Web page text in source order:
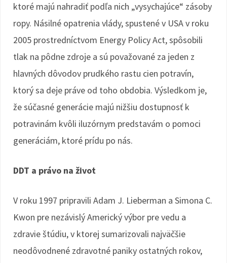
ktoré majú nahradiť podľa nich „vysychajúce“ zásoby
ropy. Násilné opatrenia vlády, spustené v USA v roku
2005 prostredníctvom Energy Policy Act, spôsobili
tlak na pôdne zdroje a sú považované za jeden z
hlavných dôvodov prudkého rastu cien potravín,
ktorý sa deje práve od toho obdobia. Výsledkom je,
že súčasné generácie majú nižšiu dostupnosť k
potravinám kvôli iluzórnym predstavám o pomoci
generáciám, ktoré prídu po nás.
DDT a právo na život
V roku 1997 pripravili Adam J. Lieberman a Simona C.
Kwon pre nezávislý Americký výbor pre vedu a
zdravie štúdiu, v ktorej sumarizovali najväčšie
neodôvodnené zdravotné paniky ostatných rokov,